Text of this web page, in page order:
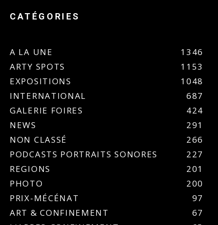
CATÉGORIES
A LA UNE
1346
ARTY SPOTS
1153
EXPOSITIONS
1048
INTERNATIONAL
687
GALERIE FOIRES
424
NEWS
291
NON CLASSÉ
266
PODCASTS PORTRAITS SONORES
227
REGIONS
201
PHOTO
200
PRIX-MÉCÉNAT
97
ART & CONFINEMENT
67